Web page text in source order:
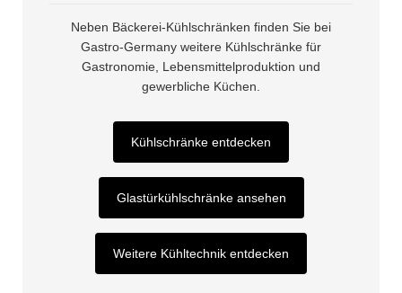
Neben Bäckerei-Kühlschränken finden Sie bei
Gastro-Germany weitere Kühlschränke für
Gastronomie, Lebensmittelproduktion und
gewerbliche Küchen.
Kühlschränke entdecken
Glastürkühlschränke ansehen
Weitere Kühltechnik entdecken